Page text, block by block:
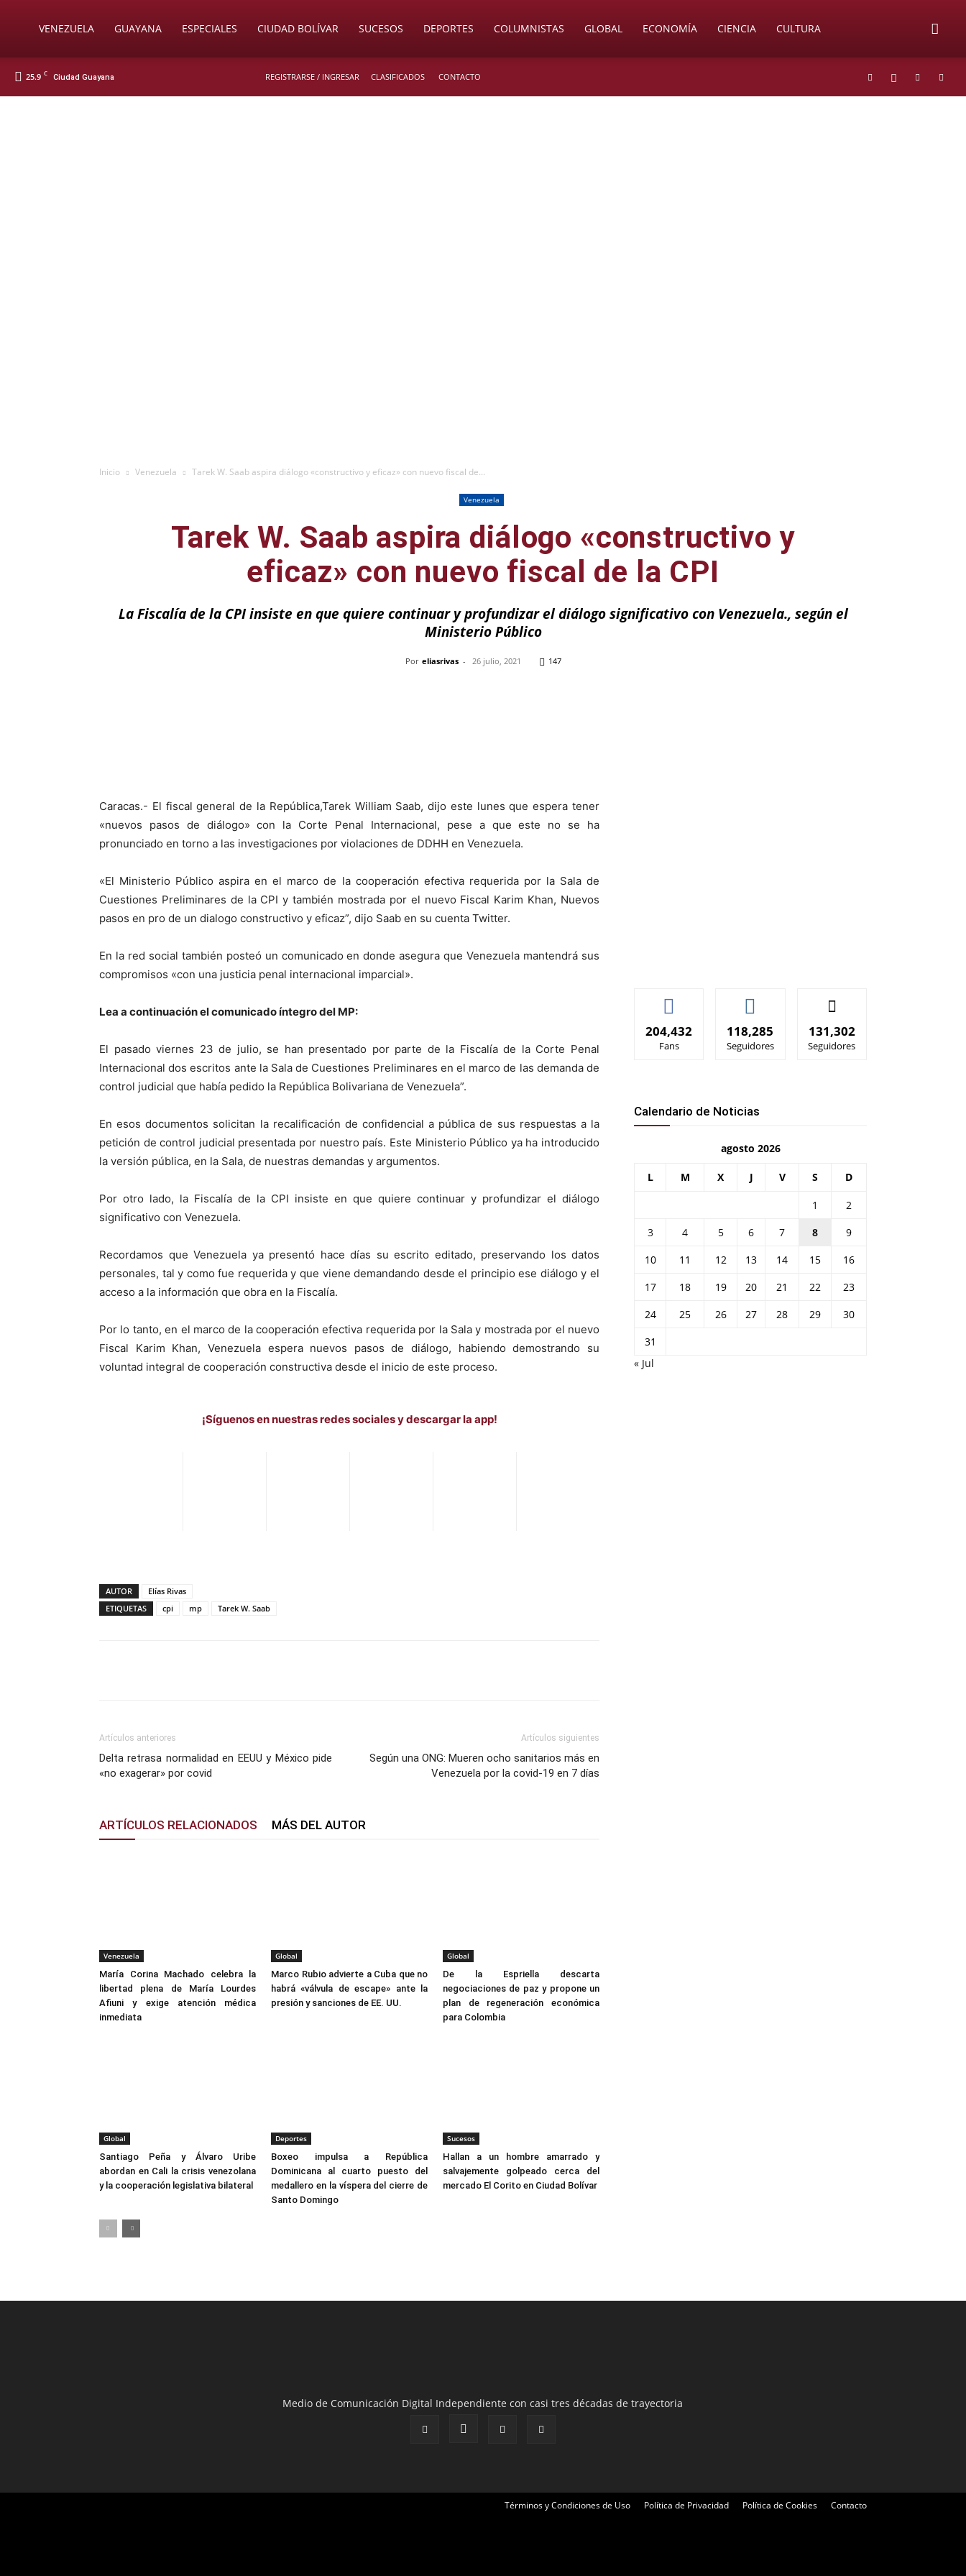
SoyVENEZUELA GUAYANA ESPECIALES CIUDAD BOLÍVAR SUCESOS DEPORTES COLUMNISTAS GLOBAL ECONOMÍA CIENCIA CULTURA
25.9 C Ciudad Guayana REGISTRARSE / INGRESAR CLASIFICADOS CONTACTO
Inicio Venezuela Tarek W. Saab aspira diálogo «constructivo y eficaz» con nuevo fiscal de...
Venezuela
Tarek W. Saab aspira diálogo «constructivo y
eficaz» con nuevo fiscal de la CPI
La Fiscalía de la CPI insiste en que quiere continuar y profundizar el diálogo significativo con Venezuela., según el
Ministerio Público
Por eliasrivas - 26 julio, 2021 147
Caracas.- El fiscal general de la República,Tarek William Saab, dijo este lunes que espera tener
«nuevos pasos de diálogo» con la Corte Penal Internacional, pese a que este no se ha
pronunciado en torno a las investigaciones por violaciones de DDHH en Venezuela.
«El Ministerio Público aspira en el marco de la cooperación efectiva requerida por la Sala de
Cuestiones Preliminares de la CPI y también mostrada por el nuevo Fiscal Karim Khan, Nuevos
pasos en pro de un dialogo constructivo y eficaz”, dijo Saab en su cuenta Twitter.
En la red social también posteó un comunicado en donde asegura que Venezuela mantendrá sus
compromisos «con una justicia penal internacional imparcial».
Lea a continuación el comunicado íntegro del MP:
El pasado viernes 23 de julio, se han presentado por parte de la Fiscalía de la Corte Penal
Internacional dos escritos ante la Sala de Cuestiones Preliminares en el marco de las demanda de
control judicial que había pedido la República Bolivariana de Venezuela”.
En esos documentos solicitan la recalificación de confidencial a pública de sus respuestas a la
petición de control judicial presentada por nuestro país. Este Ministerio Público ya ha introducido
la versión pública, en la Sala, de nuestras demandas y argumentos.
Por otro lado, la Fiscalía de la CPI insiste en que quiere continuar y profundizar el diálogo
significativo con Venezuela.
Recordamos que Venezuela ya presentó hace días su escrito editado, preservando los datos
personales, tal y como fue requerida y que viene demandando desde el principio ese diálogo y el
acceso a la información que obra en la Fiscalía.
Por lo tanto, en el marco de la cooperación efectiva requerida por la Sala y mostrada por el nuevo
Fiscal Karim Khan, Venezuela espera nuevos pasos de diálogo, habiendo demostrando su
voluntad integral de cooperación constructiva desde el inicio de este proceso.
¡Síguenos en nuestras redes sociales y descargar la app!
AUTOR
Elías Rivas
ETIQUETAS
cpi mp Tarek W. Saab
Artículos anteriores
Delta retrasa normalidad en EEUU y México pide
«no exagerar» por covid
Artículos siguientes
Según una ONG: Mueren ocho sanitarios más en
Venezuela por la covid-19 en 7 días
ARTÍCULOS RELACIONADOS MÁS DEL AUTOR
Venezuela
María Corina Machado celebra la
libertad plena de María Lourdes
Afiuni y exige atención médica
inmediata
Global
Marco Rubio advierte a Cuba que no
habrá «válvula de escape» ante la
presión y sanciones de EE. UU.
Global
De la Espriella descarta
negociaciones de paz y propone un
plan de regeneración económica
para Colombia
Global
Santiago Peña y Álvaro Uribe
abordan en Cali la crisis venezolana
y la cooperación legislativa bilateral
Deportes
Boxeo impulsa a República
Dominicana al cuarto puesto del
medallero en la víspera del cierre de
Santo Domingo
Sucesos
Hallan a un hombre amarrado y
salvajemente golpeado cerca del
mercado El Corito en Ciudad Bolívar
204,432
Fans
118,285
Seguidores
131,302
Seguidores
Calendario de Noticias
agosto 2026
L M X J V S D
1
2
3
4 5 6 7 8
9
10
11 12 13 14 15
16
17
18 19 20 21 22
23
24
25 26 27 28 29
30
31
« Jul
Medio de Comunicación Digital Independiente con casi tres décadas de trayectoria
Términos y Condiciones de Uso Política de Privacidad Política de Cookies Contacto